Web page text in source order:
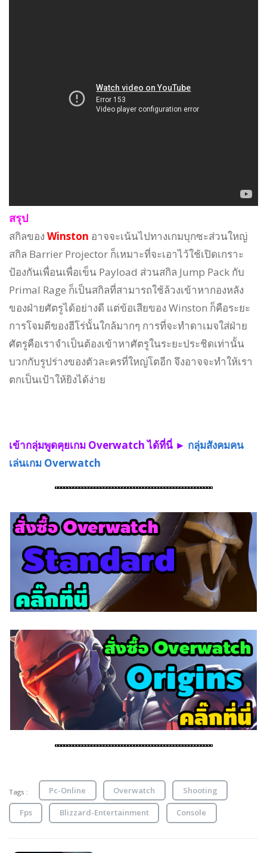
สรุป
สกิลของ Winston อาจจะเน้นไปทางเกมบุกซะส่วนใหญ่
สกิล Barrier Projector ก็เหมาะที่จะเอาไว้ใช้เปิดเกราะ
ป้องกันเพื่อนเพื่อเข็น Payload ส่วนสกิล Jump Pack กับ
Primal Rage ก็เป็นสกิลที่สามารถใช้ล้วงเข้าหากองหลัง
ของฝ่ายศัตรูได้อย่างดี แต่ข้อเสียของ Winston ก็คือระยะ
การโจมตีของฮีโร่นั้นใกล้มากๆ การที่จะทำดาเมจใส่ฝ่าย
ศัตรูคือเราจำเป็นต้องเข้าหาศัตรูในระยะประชิดเท่านั้น
บวกกับรูปร่างของตัวละครที่ใหญ่โตอีก จึงอาจจะทำให้เรา
ตกเป็นเป้าให้ยิงได้ง่าย
เข้ากลุ่มพูดคุยเกม Overwatch ได้ที่นี่ ► กลุ่มสังคมคน
เล่นเกม Overwatch
Tags : Pc-Online Overwatch Shooting
Fps Blizzard-Entertainment Console